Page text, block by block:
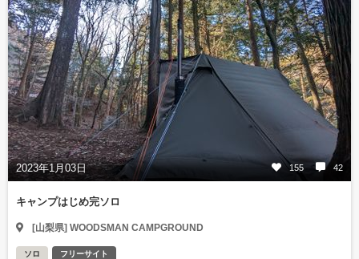
2023年1月03日 155 42
キャンプはじめ完ソロ
[山梨県] WOODSMAN CAMPGROUND
ソロ フリーサイト